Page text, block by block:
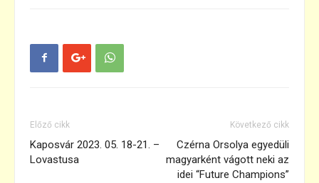
Előző cikk
Kaposvár 2023. 05. 18-21. –
Lovastusa
Következő cikk
Czérna Orsolya egyedüli
magyarként vágott neki az
idei “Future Champions”